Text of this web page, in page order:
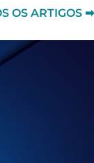
OS ARTIGOS ➡